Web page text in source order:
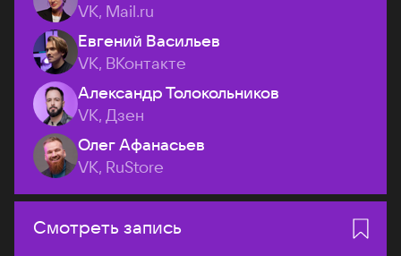
VK, Mail.ru
Евгений Васильев
VK, ВКонтакте
Александр Толокольников
VK, Дзен
Олег Афанасьев
VK, RuStore
Смотреть запись